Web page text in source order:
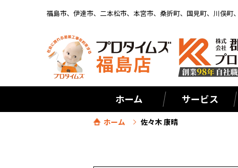
福島市、伊達市、二本松市、本宮市、桑折町、国見町、川俣町
ホーム サービス
ホーム 佐々木 康晴